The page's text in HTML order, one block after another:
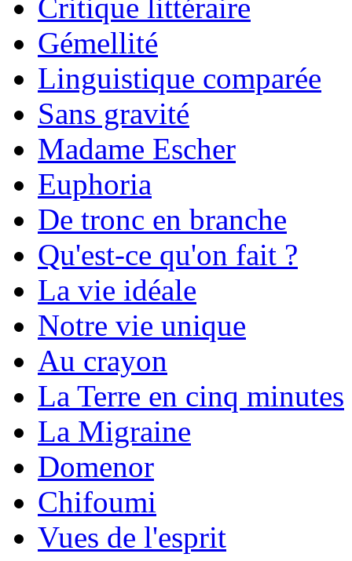
Critique littéraire
Gémellité
Linguistique comparée
Sans gravité
Madame Escher
Euphoria
De tronc en branche
Qu'est-ce qu'on fait ?
La vie idéale
Notre vie unique
Au crayon
La Terre en cinq minutes
La Migraine
Domenor
Chifoumi
Vues de l'esprit